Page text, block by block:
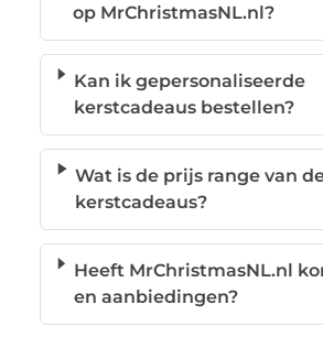
op MrChristmasNL.nl?
Kan ik gepersonaliseerde
kerstcadeaus bestellen?
Wat is de prijs range van
kerstcadeaus?
Heeft MrChristmasNL.nl
en aanbiedingen?